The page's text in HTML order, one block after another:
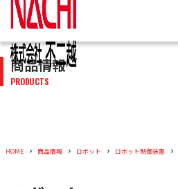
商品情報
PRODUCTS
HOME 商品情報 ロボット ロボット制御装置